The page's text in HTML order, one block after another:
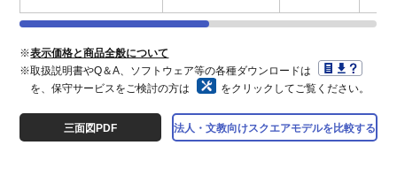
※表示価格と商品全般について
※取扱説明書やQ＆A、ソフトウェア等の各種ダウンロードは
を、保守サービスをご検討の方は
をクリックしてご覧ください。
三面図PDF 法人・文教向けスクエアモデルを比較する